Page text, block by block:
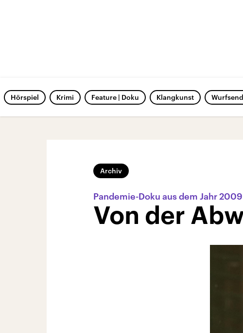
Hörspiel Krimi Feature | Doku Klangkunst
Archiv
Pandemie-Doku aus dem Jahr 2009
Von der